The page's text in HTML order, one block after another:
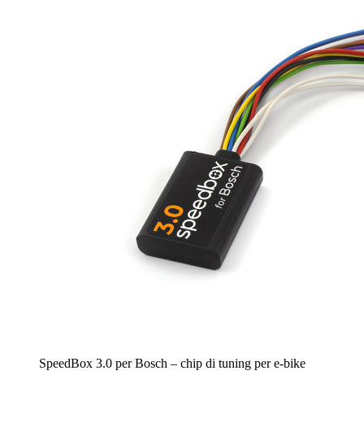
SpeedBox 3.0 per Bosch – chip di tuning per e-bike